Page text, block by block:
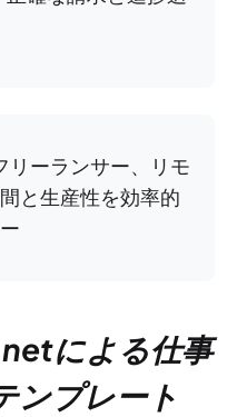
リーランサー、リモ
と生産性を効率的
による仕事
ンプレート